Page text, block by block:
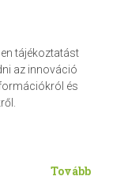
tájékoztatást
az innováció
és
Tovább